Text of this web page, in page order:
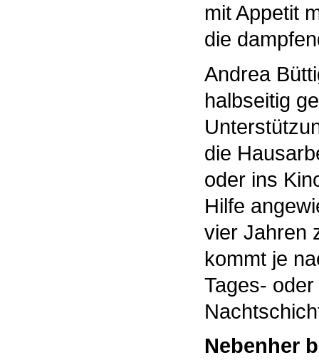
mit Appetit
die
Andrea
halbseitig
die
oder ins
Hilfe
vier Jahren
kommt je
Tages-
Nebenher